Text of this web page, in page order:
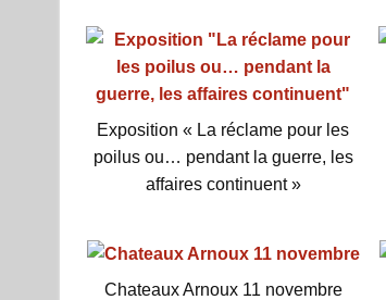
Exposition « La réclame pour les
poilus ou… pendant la guerre, les
affaires continuent »
Chateaux Arnoux 11 novembre